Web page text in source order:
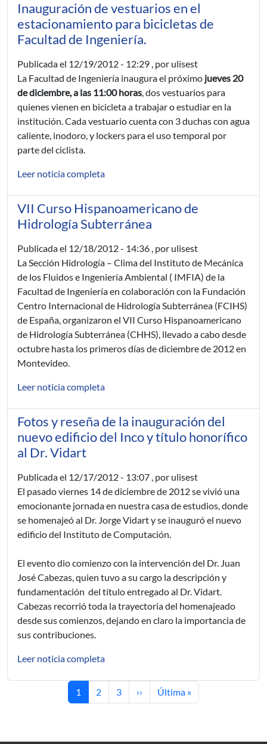
Inauguración de vestuarios en el
estacionamiento para bicicletas de
Facultad de Ingeniería.
Publicada el 12/19/2012 - 12:29 , por ulisest
La Facultad de Ingeniería inaugura el próximo jueves 20
de diciembre, a las 11:00 horas, dos vestuarios para
quienes vienen en bicicleta a trabajar o estudiar en la
institución. Cada vestuario cuenta con 3 duchas con agua
caliente, inodoro, y lockers para el uso temporal por
parte del ciclista.
Leer noticia completa
VII Curso Hispanoamericano de
Hidrología Subterránea
Publicada el 12/18/2012 - 14:36 , por ulisest
La Sección Hidrología – Clima del Instituto de Mecánica
de los Fluidos e Ingeniería Ambiental ( IMFIA) de la
Facultad de Ingeniería en colaboración con la Fundación
Centro Internacional de Hidrología Subterránea (FCIHS)
de España, organizaron el VII Curso Hispanoamericano
de Hidrología Subterránea (CHHS), llevado a cabo desde
octubre hasta los primeros días de diciembre de 2012 en
Montevideo.
Leer noticia completa
Fotos y reseña de la inauguración del
nuevo edificio del Inco y título honorífico
al Dr. Vidart
Publicada el 12/17/2012 - 13:07 , por ulisest
El pasado viernes 14 de diciembre de 2012 se vivió una
emocionante jornada en nuestra casa de estudios, donde
se homenajeó al Dr. Jorge Vidart y se inauguró el nuevo
edificio del Instituto de Computación.
El evento dio comienzo con la intervención del Dr. Juan
José Cabezas, quien tuvo a su cargo la descripción y
fundamentación del título entregado al Dr. Vidart.
Cabezas recorrió toda la trayectoria del homenajeado
desde sus comienzos, dejando en claro la importancia de
sus contribuciones.
Leer noticia completa
Current page
1 Page
2 Page
3 Next page
›› Last page
Última »